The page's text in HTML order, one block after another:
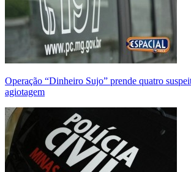
Operação “Dinheiro Sujo” prende quatro
agiotagem